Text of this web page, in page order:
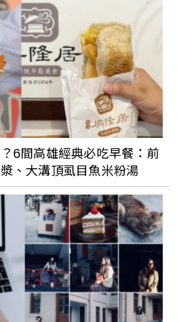
6間高雄經典必吃早餐：前
、大溝頂虱目魚米粉湯